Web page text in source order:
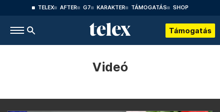
TELEX AFTER G7 KARAKTER TÁMOGATÁS SHOP
Támogatás
Videó